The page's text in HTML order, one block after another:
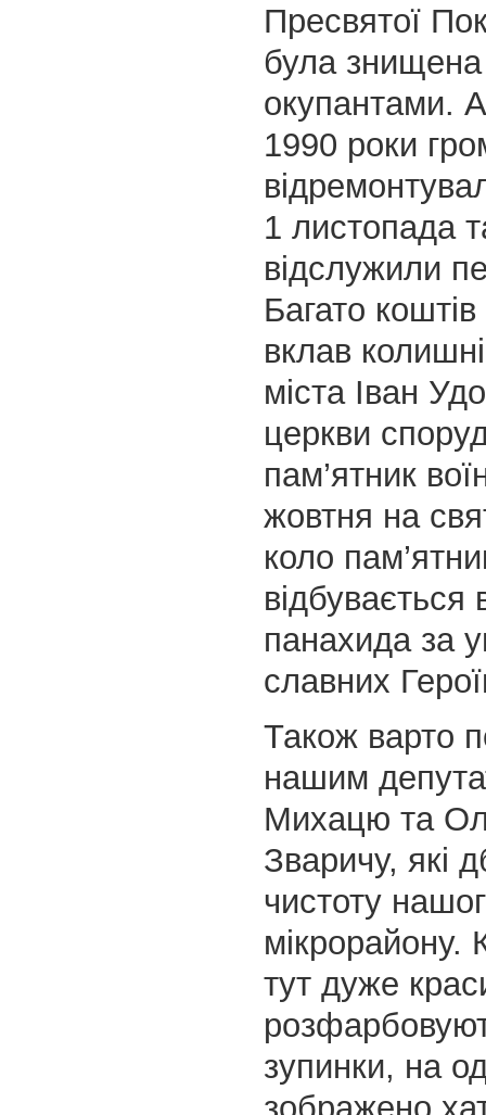
Пресвятої
була знищена
окупантами.
1990 роки
1 листопада
відслужили
Багато
вклав
міста Іван
церкви
пам’ятник
жовтня на
коло
відбувається
панахида за
славних
Також варто
нашим
Михацю та
Зваричу, які
чистоту
мікрорайону.
тут дуже
зупинки, на
зображено